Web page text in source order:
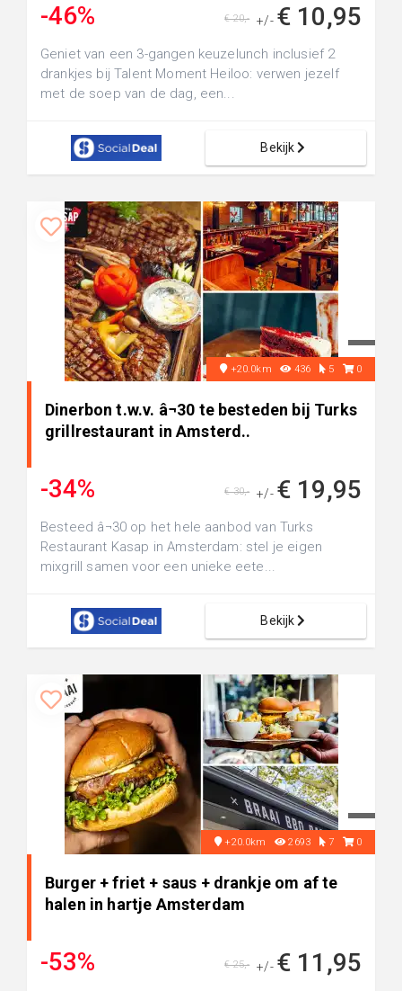
-46% +/- € 10,95
€ 20,-
Geniet van een 3-gangen keuzelunch inclusief 2
drankjes bij Talent Moment Heiloo: verwen jezelf
met de soep van de dag, een...
Bekijk
+20.0km 436 5 0
Dinerbon t.w.v. â¬30 te besteden bij Turks
grillrestaurant in Amsterd..
-34% +/- € 19,95
€ 30,-
Besteed â¬30 op het hele aanbod van Turks
Restaurant Kasap in Amsterdam: stel je eigen
mixgrill samen voor een unieke eete...
Bekijk
+20.0km 2693 7 0
Burger + friet + saus + drankje om af te
halen in hartje Amsterdam
-53% +/- € 11,95
€ 25,-